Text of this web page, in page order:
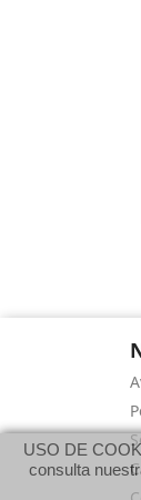
USO DE
consulta